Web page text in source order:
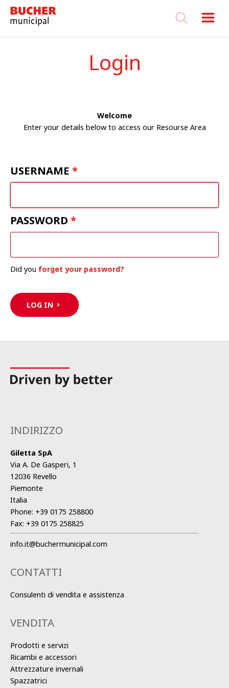
Bucher
Municipal
Login
Welcome
Enter your details below to access our Resourse Area
USERNAME
PASSWORD
Did you forget your password?
LOG IN
INDIRIZZO
Giletta SpA
Via A. De Gasperi, 1
12036 Revello
Piemonte
Italia
Phone: +39 0175 258800
Fax: +39 0175 258825
info.it@buchermunicipal.com
CONTATTI
Consulenti di vendita e assistenza
VENDITA
Prodotti e servizi
Ricambi e accessori
Attrezzature invernali
Spazzatrici